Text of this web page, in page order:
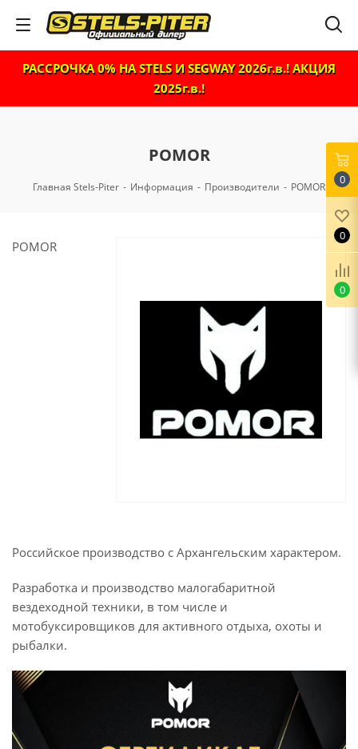
РАССРОЧКА 0% НА STELS И SEGWAY 2026г.в.! АКЦИЯ
2025г.в.!
POMOR
Главная Stels-Piter - Информация - Производители - POMOR
POMOR
Российское производство с Архангельским характером.
Разработка и производство малогабаритной
вездеходной техники, в том числе и
мотобуксировщиков для активного отдыха, охоты и
рыбалки.
0
0
0